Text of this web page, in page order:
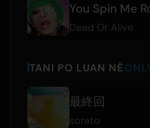
You Spin Me
Dead Or Alive
TANI PO LUAN NË
最終回
sorato